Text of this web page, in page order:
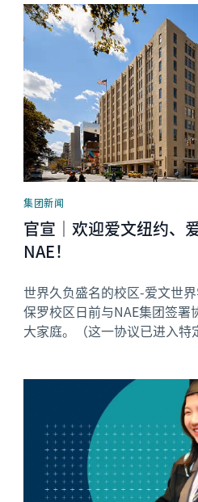
News image
集团新闻
官宣｜欢迎爱文纽约、
NAE！
世界久负盛名的校区-爱文世
保罗校区日前与NAE集团签署
大家庭。（这一协议已进入特